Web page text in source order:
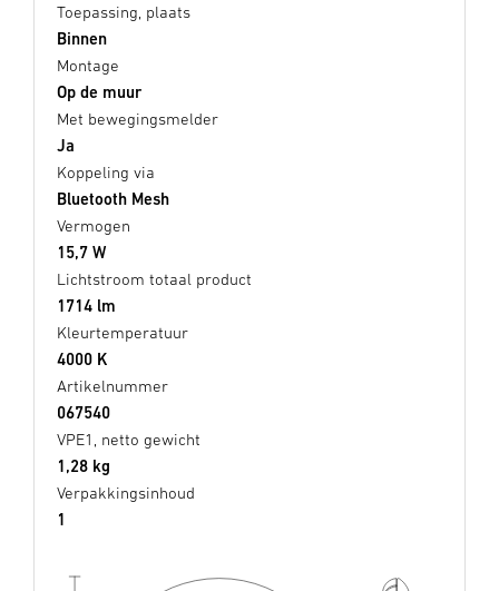
Toepassing, plaats
Binnen
Montage
Op de muur
Met bewegingsmelder
Ja
Koppeling via
Bluetooth Mesh
Vermogen
15,7 W
Lichtstroom totaal product
1714 lm
Kleurtemperatuur
4000 K
Artikelnummer
067540
VPE1, netto gewicht
1,28 kg
Verpakkingsinhoud
1